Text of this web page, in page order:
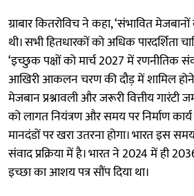
ग्राबार कितरोविच ने कहा, ‘संभावित
थी। सभी हितधारकों को अधिक पारदर्शिता
‘इच्छुक पक्षों को मार्च 2027 में रणनीतिक
आखिरी आकलन चरण की दौड़ में शामिल
मेजबान प्रश्नावली और जरूरी वित्तीय गारंटी
को लागत नियंत्रण और समय पर निर्माण
मानदंडों पर खरा उतरना होगा। भारत इस
संवाद प्रक्रिया में है। भारत ने 2024 में ही
इच्छा का आशय पत्र सौंप दिया था।